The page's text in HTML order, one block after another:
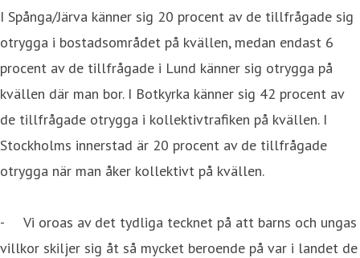
I Spånga/Järva känner sig 20 procent av de tillfrågade sig
otrygga i bostadsområdet på kvällen, medan endast 6
procent av de tillfrågade i Lund känner sig otrygga på
kvällen där man bor. I Botkyrka känner sig 42 procent av
de tillfrågade otrygga i kollektivtrafiken på kvällen. I
Stockholms innerstad är 20 procent av de tillfrågade
otrygga när man åker kollektivt på kvällen.
- Vi oroas av det tydliga tecknet på att barns och ungas
villkor skiljer sig åt så mycket beroende på var i landet de